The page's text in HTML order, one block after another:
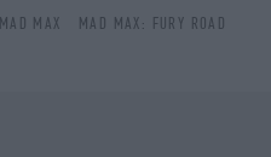
MAD MAX
MAD MAX: FURY ROAD